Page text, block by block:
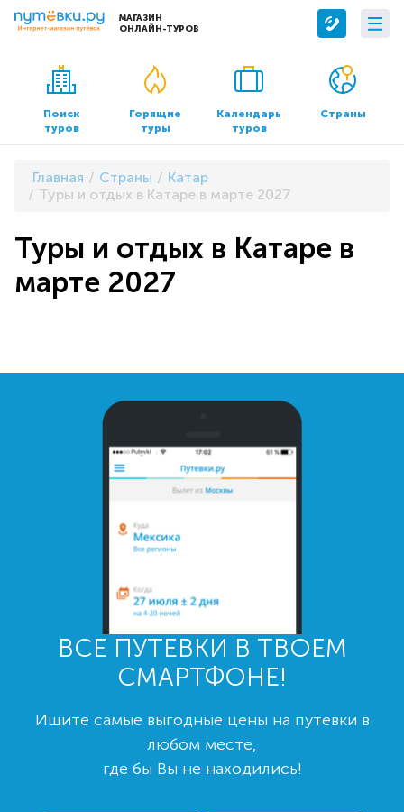
МАГАЗИН
ОНЛАЙН-ТУРОВ
Сервисы
Бронирование отелей
Трансфер
О компании
О нас
Контакты
Документы и реквизиты
Поиск
туров
Горящие
туры
Календарь
туров
Страны
Главная Страны
Катар
Туры и отдых в Катаре в марте 2027
Туры и отдых в Катаре в
марте 2027
ВСЕ ПУТЕВКИ В ТВОЕМ
СМАРТФОНЕ!
Ищите самые выгодные цены на путевки в
любом месте,
где бы Вы не находились!